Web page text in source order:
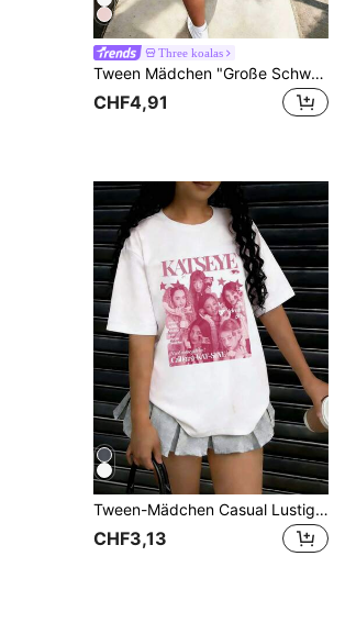
Three koalas
Tween Mädchen "Große Schwester & 2026" Cartoon Muster T-Shirt, weiches und bequemes Material, geeignet für Tween Mädchen Outdoor Sport, Alltagstragen, Street-Style, Campus-Stil, modisches Tween Mädchen Frühling/Sommer Lässig Vielseitiges Top
CHF4,91
Tween-Mädchen Casual Lustig Bedrucktes Rundhals Kurzarm T-Shirt, Sommer Top
CHF3,13